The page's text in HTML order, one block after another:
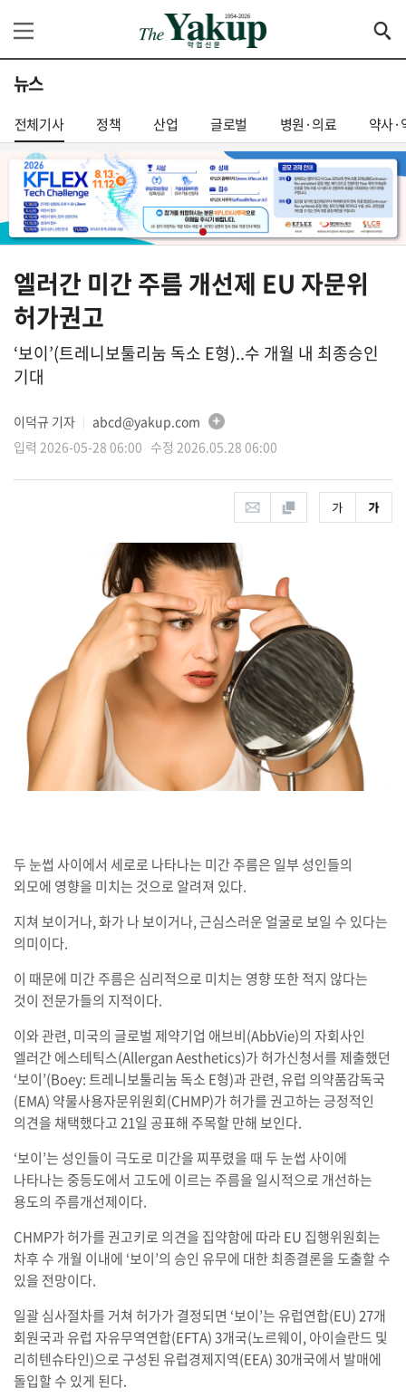
뉴스
전체기사 정책 산업 글로벌 병원·의료 약사·
엘러간 미간 주름 개선제 EU 자문위
허가권고
‘보이’(트레니보툴리눔 독소 E형)..수 개월 내 최종승인
기대
이덕규 기자
abcd@yakup.com
입력 2026-05-28 06:00 수정 2026.05.28 06:00
두 눈썹 사이에서 세로로 나타나는 미간 주름은 일부 성인들의
외모에 영향을 미치는 것으로 알려져 있다.
지쳐 보이거나, 화가 나 보이거나, 근심스러운 얼굴로 보일 수 있다는
의미이다.
이 때문에 미간 주름은 심리적으로 미치는 영향 또한 적지 않다는
것이 전문가들의 지적이다.
이와 관련, 미국의 글로벌 제약기업 애브비(AbbVie)의 자회사인
엘러간 에스테틱스(Allergan Aesthetics)가 허가신청서를 제출했던
‘보이’(Boey: 트레니보툴리눔 독소 E형)과 관련, 유럽 의약품감독국
(EMA) 약물사용자문위원회(CHMP)가 허가를 권고하는 긍정적인
의견을 채택했다고 21일 공표해 주목할 만해 보인다.
‘보이’는 성인들이 극도로 미간을 찌푸렸을 때 두 눈썹 사이에
나타나는 중등도에서 고도에 이르는 주름을 일시적으로 개선하는
용도의 주름개선제이다.
CHMP가 허가를 권고키로 의견을 집약함에 따라 EU 집행위원회는
차후 수 개월 이내에 ‘보이’의 승인 유무에 대한 최종결론을 도출할 수
있을 전망이다.
일괄 심사절차를 거쳐 허가가 결정되면 ‘보이’는 유럽연합(EU) 27개
회원국과 유럽 자유무역연합(EFTA) 3개국(노르웨이, 아이슬란드 및
리히텐슈타인)으로 구성된 유럽경제지역(EEA) 30개국에서 발매에
돌입할 수 있게 된다.